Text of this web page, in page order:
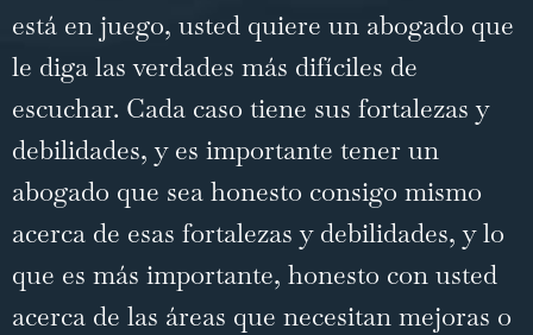
está en juego, usted quiere un abogado que
le diga las verdades más difíciles de
escuchar. Cada caso tiene sus fortalezas y
debilidades, y es importante tener un
abogado que sea honesto consigo mismo
acerca de esas fortalezas y debilidades, y lo
que es más importante, honesto con usted
acerca de las áreas que necesitan mejoras o